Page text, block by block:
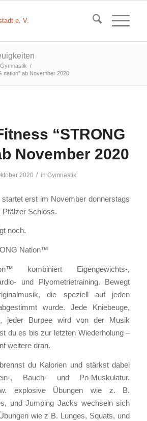
Gymnastik /
nation” ab November 2020
“STRONG
November 2020
2020 / inGymnastik
erst im November donnerstags
Pfälzer Schloss.
noch.
Nation™
kombiniert Eigengewichts-,
und Plyometrietraining. Bewegt
die speziell auf jeden
wurde. Jede Kniebeuge,
jeder Burpee wird von der Musik
du es bis zur letzten Wiederholung –
weitere dran.
du Kalorien und stärkst dabei
, Bauch- und Po-Muskulatur.
explosive Übungen wie z. B.
und Jumping Jacks wechseln sich
wie z B. Lunges, Squats, und